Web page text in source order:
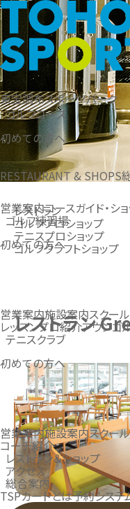
東宝調布スポーツパーク
ゴルフコース
初めての方へ
営業案内コースガイド・シ
ゴルフ練習場
初めての方へ
営業案内施設案内スクー
レッスンプロ紹介アウンゴ
テニスクラブ
初めての方へ
営業案内施設案内スクー
コーチ紹介
レストラン＆ショップ
アクセス
総合案内
TSPカードとは予約システ
RESTAURANT & SHOPS
レストラン
ゴルフプロショップ
テニスプロショップ
ゴルフクラフトショップ
レストラン